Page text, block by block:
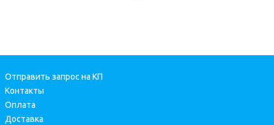
Отправить запрос на КП
Контакты
Оплата
Доставка